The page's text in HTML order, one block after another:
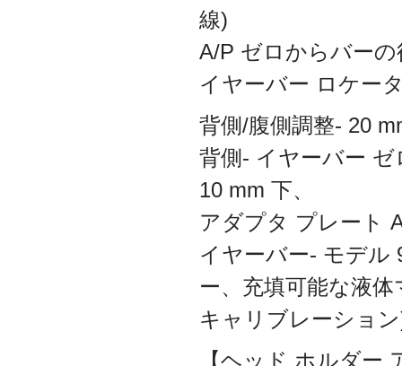
線)
A/P ゼロからバー
イヤーバー ロケー
背側/腹側調整- 20
背側- イヤーバー
10 mm 下、
アダプタ プレート
イヤーバー- モデル
ー、充填可能な液
キャリブレーショ
【ヘッド ホルダー